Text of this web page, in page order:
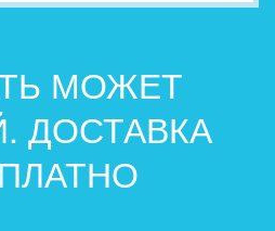
МОЖЕТ
ДОСТАВКА